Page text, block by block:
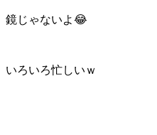
鏡じゃないよ😂
いろいろ忙しいｗ